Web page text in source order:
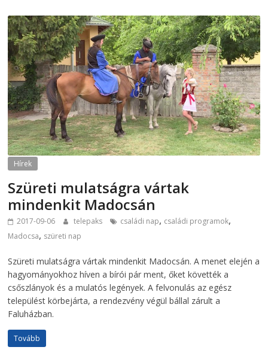
Hírek
Szüreti mulatságra vártak
mindenkit Madocsán
2017-09-06 telepaks családi nap, családi programok,
Madocsa, szüreti nap
Szüreti mulatságra vártak mindenkit Madocsán. A menet elején a
hagyományokhoz híven a bírói pár ment, őket követték a
csőszlányok és a mulatós legények. A felvonulás az egész
települést körbejárta, a rendezvény végül bállal zárult a
Faluházban.
Tovább